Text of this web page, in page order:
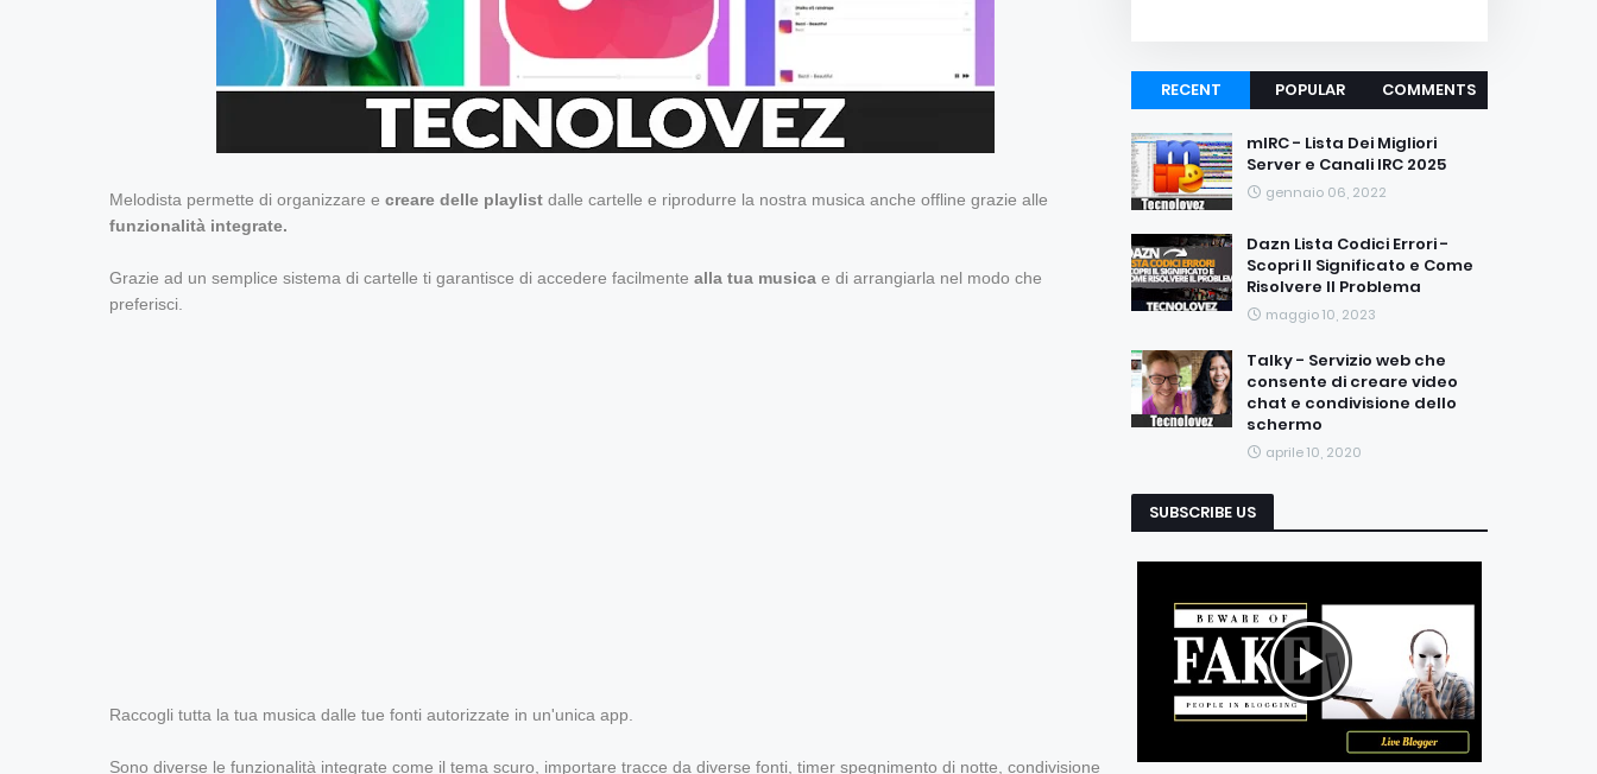
Melodista permette di organizzare e creare delle playlist dalle cartelle e riprodurre la nostra musica anche offline grazie alle
funzionalità integrate.
Grazie ad un semplice sistema di cartelle ti garantisce di accedere facilmente alla tua musica e di arrangiarla nel modo che
preferisci.
Raccogli tutta la tua musica dalle tue fonti autorizzate in un'unica app.
Sono diverse le funzionalità integrate come il tema scuro, importare tracce da diverse fonti, timer spegnimento di notte, condivisione
RECENT POPULAR COMMENTS
mIRC - Lista Dei Migliori
Server e Canali IRC 2025
gennaio 06, 2022
Dazn Lista Codici Errori -
Scopri Il Significato e Come
Risolvere Il Problema
maggio 10, 2023
Talky - Servizio web che
consente di creare video
chat e condivisione dello
schermo
aprile 10, 2020
SUBSCRIBE US